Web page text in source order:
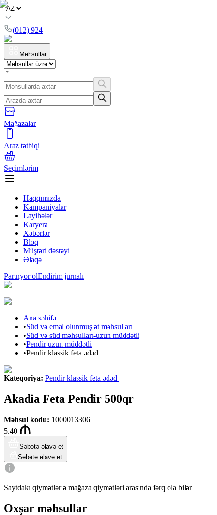
(012) 924
Məhsullar
Mağazalar
Araz tətbiqi
Seçimlərim
Haqqımızda
Kampaniyalar
Layihələr
Karyera
Xəbərlər
Bloq
Müştəri dəstəyi
Əlaqə
Partnyor olEndirim jurnalı
Ana səhifə
•Süd və emal olunmuş ət məhsulları
•Süd və süd məhsulları-uzun müddətli
•Pendir uzun müddətli
•Pendir klassik feta ədəd
Kateqoriya: Pendir klassik feta ədəd
Akadia Feta Pendir 500qr
Məhsul kodu: 1000013306
5.40
Səbətə əlavə et
Səbətə əlavə et
Saytdakı qiymətlərlə mağaza qiymətləri arasında fərq ola bilər
Oxşar məhsullar